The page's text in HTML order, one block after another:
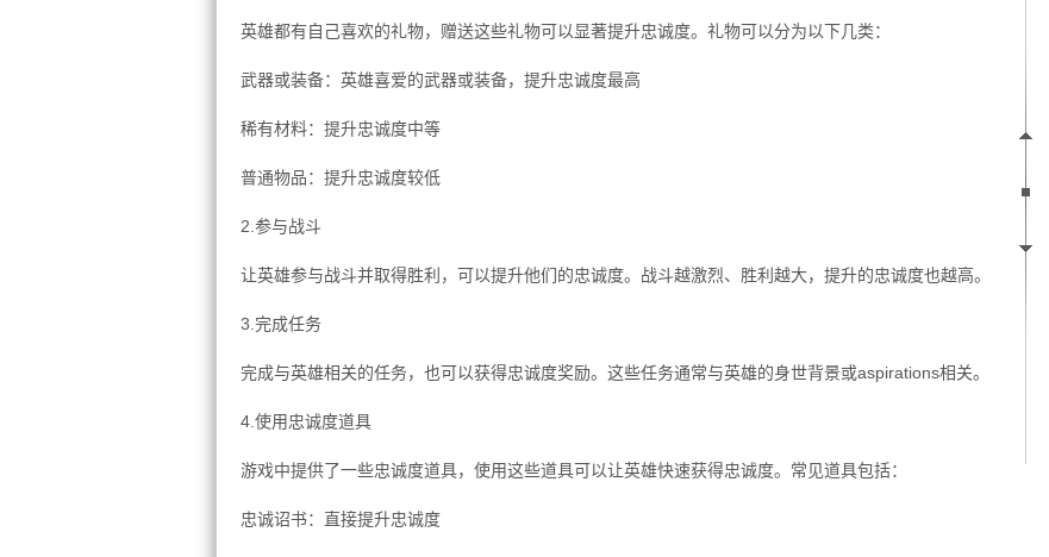
英雄都有自己喜欢的礼物，赠送这些礼物可以显著提升忠诚度。礼物可以分为以下几类：
武器或装备：英雄喜爱的武器或装备，提升忠诚度最高
稀有材料：提升忠诚度中等
普通物品：提升忠诚度较低
2.参与战斗
让英雄参与战斗并取得胜利，可以提升他们的忠诚度。战斗越激烈、胜利越大，提升的忠诚度也越高。
3.完成任务
完成与英雄相关的任务，也可以获得忠诚度奖励。这些任务通常与英雄的身世背景或aspirations相关。
4.使用忠诚度道具
游戏中提供了一些忠诚度道具，使用这些道具可以让英雄快速获得忠诚度。常见道具包括：
忠诚诏书：直接提升忠诚度